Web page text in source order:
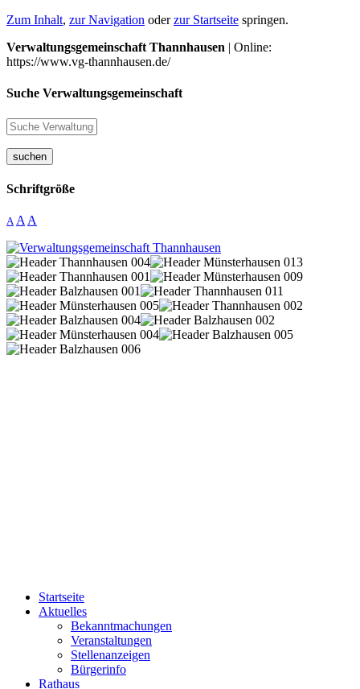
Zum Inhalt, zur Navigation oderzur Startseite springen.
Verwaltungsgemeinschaft Thannhausen | Online:
https://www.vg-thannhausen.de/
Suche Verwaltungsgemeinschaft
suchen
Schriftgröße
A A A
Startseite
Aktuelles
Bekanntmachungen
Veranstaltungen
Stellenanzeigen
Bürgerinfo
Rathaus